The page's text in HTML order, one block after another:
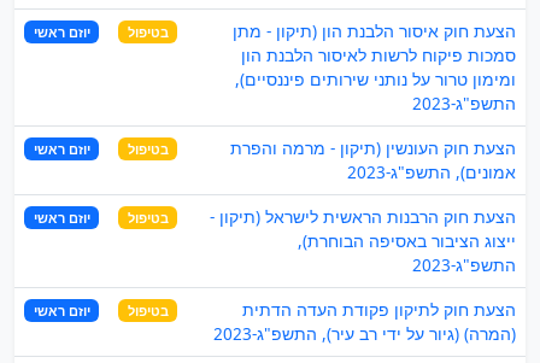
הצעת חוק איסור הלבנת הון (תיקון - מתן
סמכות פיקוח לרשות לאיסור הלבנת הון
ומימון טרור על נותני שירותים פיננסיים),
התשפ"ג-2023
בטיפול יוזם ראשי
הצעת חוק העונשין (תיקון - מרמה והפרת
אמונים), התשפ"ג-2023
בטיפול יוזם ראשי
הצעת חוק הרבנות הראשית לישראל (תיקון -
ייצוג הציבור באסיפה הבוחרת),
התשפ"ג-2023
בטיפול יוזם ראשי
הצעת חוק לתיקון פקודת העדה הדתית
(המרה) (גיור על ידי רב עיר), התשפ"ג-2023
בטיפול יוזם ראשי